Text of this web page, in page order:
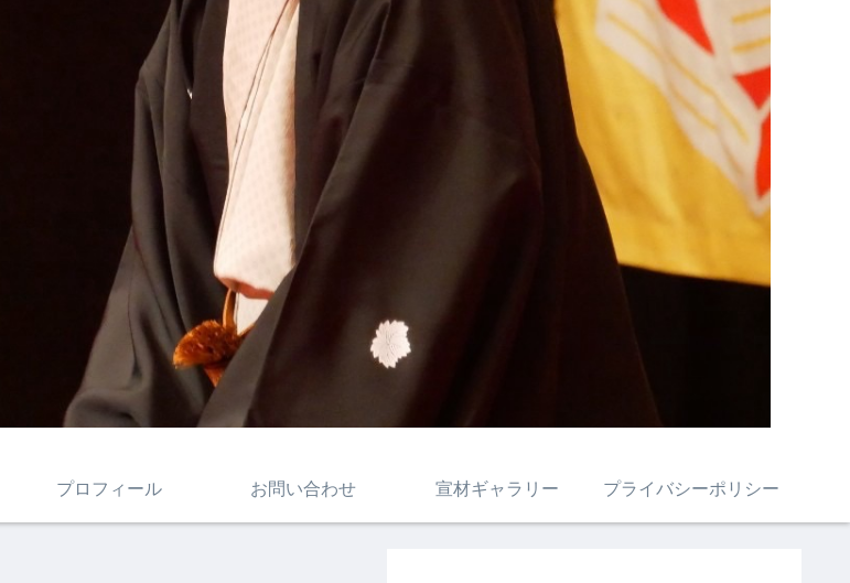
プロフィール お問い合わせ 宣材ギャラリー プライバシーポリシー